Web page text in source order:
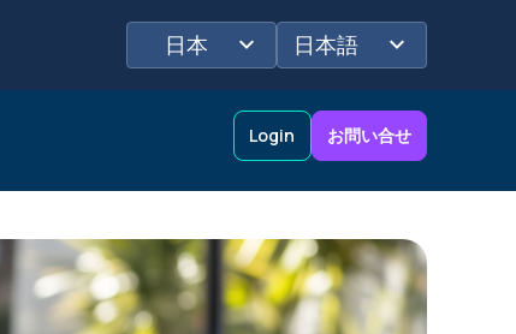
日本 日本語
Login お問い合せ